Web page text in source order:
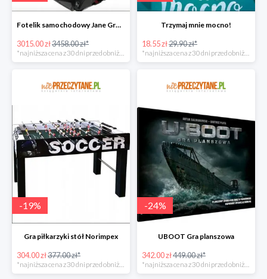
Fotelik samochodowy Jane Groowy i-Size
3015.00 zł3458.00 zł*
Trzymaj mnie mocno!
18.55 zł29.90 zł*
-19%
Gra piłkarzyki stół Norimpex
304.00 zł377.00 zł*
*najniższa cena z 30 dni przed obniżką
-24%
UBOOT Gra planszowa
342.00 zł449.00 zł*
*najniższa cena z 30 dni przed obniżką